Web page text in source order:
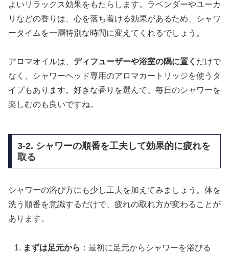
よいリラックス効果をもたらします。ラベンダーやユーカ
リなどの香りは、心を落ち着ける効果があるため、シャワ
ータイムを一層特別な時間に変えてくれるでしょう。
アロマオイルは、 ディフューザーや浴室の隅に置く だけで
なく、シャワーヘッド専用のアロマカートリッジを使うタ
イプもあります。好きな香りを選んで、毎日のシャワーを
楽しむのも良いですね。
3-2. シャワーの順番を工夫して効果的に疲れを
取る
シャワーの浴び方にも少し工夫を加えてみましょう。体を
洗う順番を意識するだけで、疲れの取れ方が変わることが
あります。
まずは足元から ：最初に足元からシャワーを浴びる